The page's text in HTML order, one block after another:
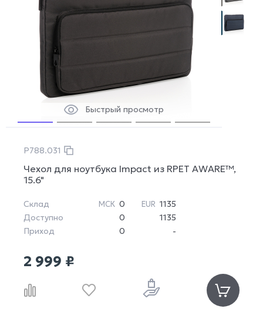
Быстрый просмотр
P788.031
Чехол для ноутбука Impact из RPET AWARE™,
15.6"
Склад МСК 0 EUR 1135
Доступно
0
1135
Приход
0 -
2 999 ₽